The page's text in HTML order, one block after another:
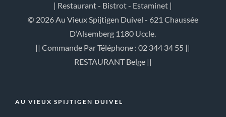
| Restaurant - Bistrot - Estaminet |
© 2026 Au Vieux Spijtigen Duivel - 621 Chaussée
D’Alsemberg 1180 Uccle.
|| Commande Par Téléphone : 02 344 34 55 ||
RESTAURANT Belge ||
AU VIEUX SPIJTIGEN DUIVEL